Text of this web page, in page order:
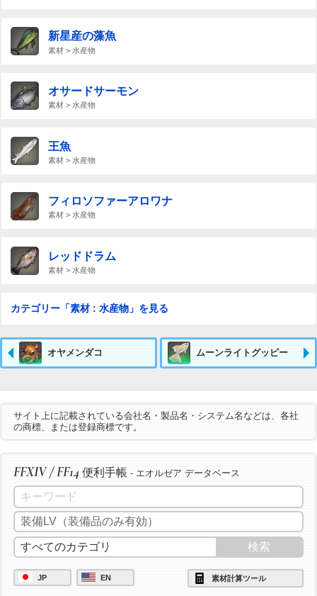
新星産の藻魚
素材 > 水産物
オサードサーモン
素材 > 水産物
王魚
素材 > 水産物
フィロソファーアロワナ
素材 > 水産物
レッドドラム
素材 > 水産物
カテゴリー「素材 : 水産物」を見る
オヤメンダコ ムーンライトグッピー
サイト上に記載されている会社名・製品名・システム名などは、各社
の商標、または登録商標です。
FFXIV / FF14 便利手帳 - エオルゼア データベース
JP EN 素材計算ツール